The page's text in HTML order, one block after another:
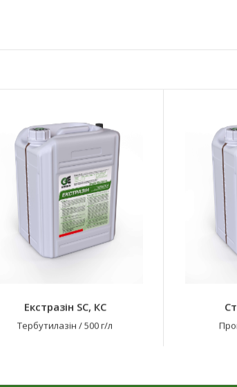
Екстразін SС, КС
Тербутилазін /500 г/л